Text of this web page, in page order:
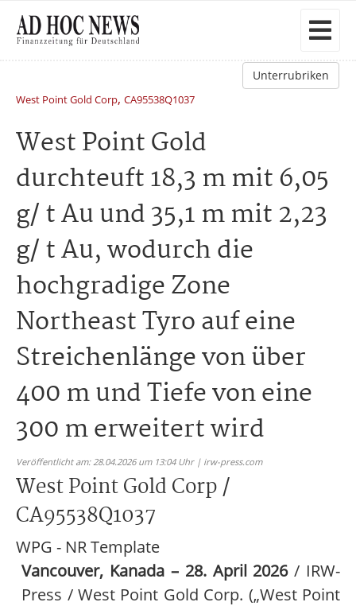
Unterrubriken
West Point Gold Corp, CA95538Q1037
West Point Gold
durchteuft 18,3 m mit 6,05
g/ t Au und 35,1 m mit 2,23
g/ t Au, wodurch die
hochgradige Zone
Northeast Tyro auf eine
Streichenlänge von über
400 m und Tiefe von eine
300 m erweitert wird
Veröffentlicht am: 28.04.2026 um 13:04 Uhr | irw-press.com
West Point Gold Corp /
CA95538Q1037
WPG - NR Template
Vancouver, Kanada – 28. April 2026/ IRW-
Press / West Point Gold Corp. („West Point